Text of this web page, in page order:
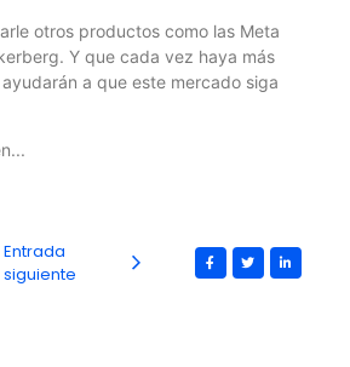
otros productos como las Meta
Y que cada vez haya más
a que este mercado siga
Entrada
siguiente